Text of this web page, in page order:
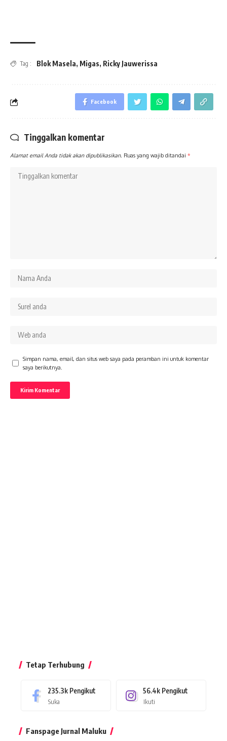
Tag : Blok Masela, Migas, Ricky Jauwerissa
Facebook
Tinggalkan komentar
Alamat email Anda tidak akan dipublikasikan. Ruas yang wajib ditandai *
Simpan nama, email, dan situs web saya pada peramban ini untuk komentar
saya berikutnya.
Tetap Terhubung
235.3k Pengikut
Suka
56.4k Pengikut
Ikuti
Fanspage Jurnal Maluku